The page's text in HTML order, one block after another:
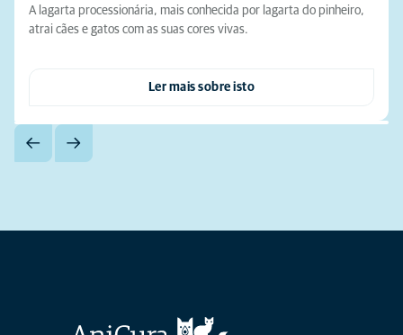
A lagarta processionária, mais conhecida por lagarta do pinheiro,
atrai cães e gatos com as suas cores vivas.
Ler mais sobre isto